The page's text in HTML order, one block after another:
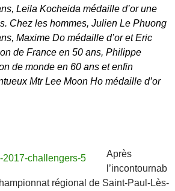
Leila Kocheida médaille d’or une
Chez les hommes, Julien Le Phuong
Maxime Do médaille d’or et Eric
de France en ­50 ans, Philippe
de monde en ­60 ans et enfin
Mtr Lee Moon Ho médaille d’or
Après
l’incontournab
régional de Saint-Paul-Lès-